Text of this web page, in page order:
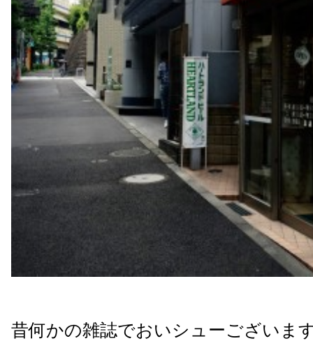
昔何かの雑誌でおいシューございま